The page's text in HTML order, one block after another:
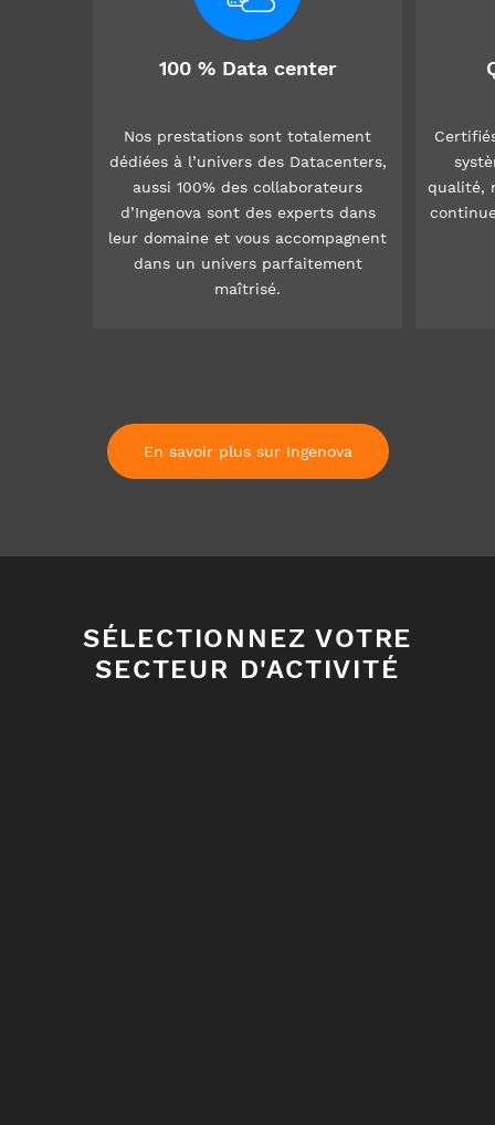
100 % Data center
Nos prestations sont totalement
dédiées à l’univers des Datacenters,
aussi 100% des collaborateurs
d’Ingenova sont des experts dans
leur domaine et vous accompagnent
dans un univers parfaitement
maîtrisé.
qualité,
En savoir plus sur Ingenova
SÉLECTIONNEZ VOTRE
SECTEUR D'ACTIVITÉ